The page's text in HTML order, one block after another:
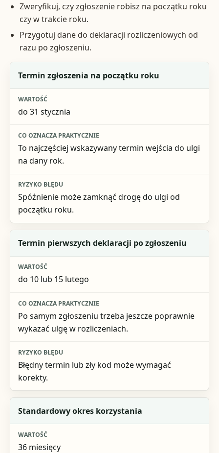
Zweryfikuj, czy zgłoszenie robisz na początku roku
czy w trakcie roku.
Przygotuj dane do deklaracji rozliczeniowych od
razu po zgłoszeniu.
Element
Wartość
Co oznacza praktycznie
Ryzyko błędu
Termin zgłoszenia na początku roku
do 31 stycznia
To najczęściej wskazywany termin wejścia do ulgi
na dany rok.
Spóźnienie może zamknąć drogę do ulgi od
początku roku.
Termin pierwszych deklaracji po zgłoszeniu
do 10 lub 15 lutego
Po samym zgłoszeniu trzeba jeszcze poprawnie
wykazać ulgę w rozliczeniach.
Błędny termin lub zły kod może wymagać
korekty.
Standardowy okres korzystania
36 miesięcy